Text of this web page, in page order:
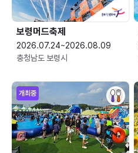
보령머드축제
2026.07.24~2026.08.09
충청남도 보령시
개최중